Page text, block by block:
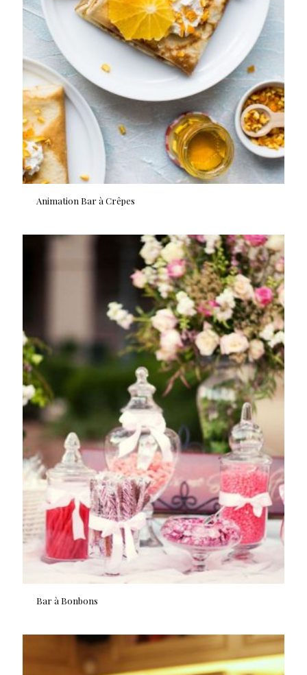
Animation Bar à Crêpes
Bar à Bonbons